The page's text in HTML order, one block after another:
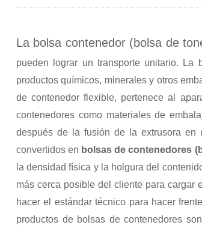
La bolsa contenedor (bolsa de
pueden lograr un transporte unitario. La
productos químicos, minerales y otros
de contenedor flexible, pertenece al
contenedores como materiales de
después de la fusión de la extrusora en
convertidos en bolsas de contenedores
la densidad física y la holgura del
más cerca posible del cliente para cargar
hacer el estándar técnico para hacer
productos de bolsas de contenedores